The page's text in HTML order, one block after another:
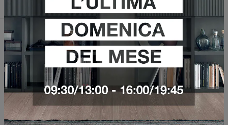
Sfoglia i cataloghi